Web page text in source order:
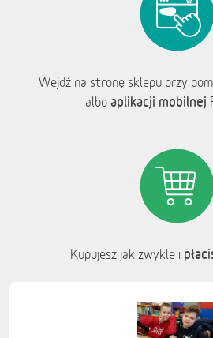
Wejdź na stronę sklepu przy
albo aplikacji mobilnej
Kupujesz jak zwykle i